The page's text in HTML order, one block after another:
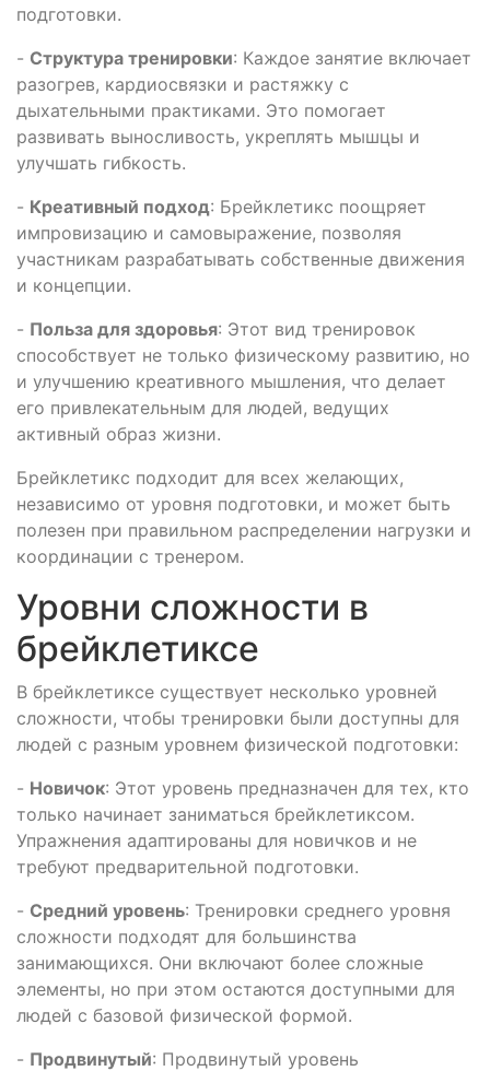
подготовки.
- Структура тренировки: Каждое занятие включает
разогрев, кардиосвязки и растяжку с
дыхательными практиками. Это помогает
развивать выносливость, укреплять мышцы и
улучшать гибкость.
- Креативный подход: Брейклетикс поощряет
импровизацию и самовыражение, позволяя
участникам разрабатывать собственные движения
и концепции.
- Польза для здоровья: Этот вид тренировок
способствует не только физическому развитию, но
и улучшению креативного мышления, что делает
его привлекательным для людей, ведущих
активный образ жизни.
Брейклетикс подходит для всех желающих,
независимо от уровня подготовки, и может быть
полезен при правильном распределении нагрузки и
координации с тренером.
Уровни сложности в
брейклетиксе
В брейклетиксе существует несколько уровней
сложности, чтобы тренировки были доступны для
людей с разным уровнем физической подготовки:
- Новичок: Этот уровень предназначен для тех, кто
только начинает заниматься брейклетиксом.
Упражнения адаптированы для новичков и не
требуют предварительной подготовки.
- Средний уровень: Тренировки среднего уровня
сложности подходят для большинства
занимающихся. Они включают более сложные
элементы, но при этом остаются доступными для
людей с базовой физической формой.
- Продвинутый: Продвинутый уровень